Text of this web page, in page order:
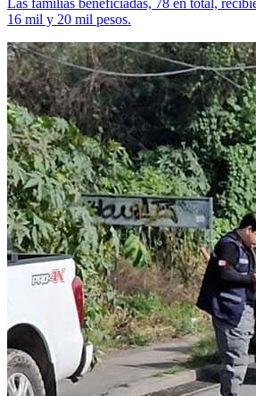
Las familias beneficiadas, 78 en total,
16 mil y 20 mil pesos.